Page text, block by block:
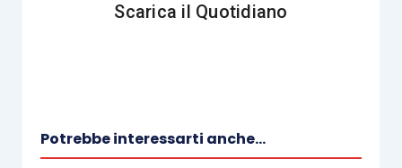
Scarica il Quotidiano
Potrebbe interessarti anche...